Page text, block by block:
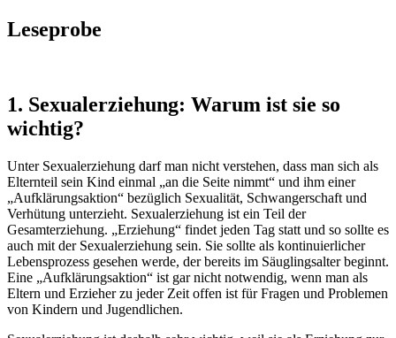
Leseprobe
1. Sexualerziehung: Warum ist sie so
wichtig?
Unter Sexualerziehung darf man nicht verstehen, dass man sich als
Elternteil sein Kind einmal „an die Seite nimmt“ und ihm einer
„Aufklärungsaktion“ bezüglich Sexualität, Schwangerschaft und
Verhütung unterzieht. Sexualerziehung ist ein Teil der
Gesamterziehung. „Erziehung“ findet jeden Tag statt und so sollte es
auch mit der Sexualerziehung sein. Sie sollte als kontinuierlicher
Lebensprozess gesehen werde, der bereits im Säuglingsalter beginnt.
Eine „Aufklärungsaktion“ ist gar nicht notwendig, wenn man als
Eltern und Erzieher zu jeder Zeit offen ist für Fragen und Problemen
von Kindern und Jugendlichen.